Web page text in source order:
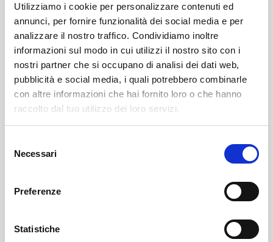
Utilizziamo i cookie per personalizzare contenuti ed
annunci, per fornire funzionalità dei social media e per
analizzare il nostro traffico. Condividiamo inoltre
informazioni sul modo in cui utilizzi il nostro sito con i
nostri partner che si occupano di analisi dei dati web,
pubblicità e social media, i quali potrebbero combinarle
con altre informazioni che hai fornito loro o che hanno
raccolto dal tuo utilizzo dei loro servizi.
delNecessari
Preferenze
Statistiche
Leggi qui il necrologio
https://www.onoranzefunebrisof.it/memorials/marco-
bonomi/
Tresivio Necrologi